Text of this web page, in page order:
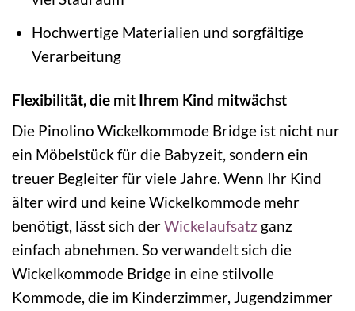
Hochwertige Materialien und sorgfältige
Verarbeitung
Flexibilität, die mit Ihrem Kind mitwächst
Die Pinolino Wickelkommode Bridge ist nicht nur
ein Möbelstück für die Babyzeit, sondern ein
treuer Begleiter für viele Jahre. Wenn Ihr Kind
älter wird und keine Wickelkommode mehr
benötigt, lässt sich derWickelaufsatz ganz
einfach abnehmen. So verwandelt sich die
Wickelkommode Bridge in eine stilvolle
Kommode, die im Kinderzimmer, Jugendzimmer